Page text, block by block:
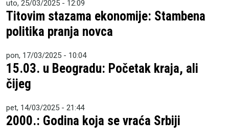
uto, 25/03/2025 - 12:09
Titovim stazama ekonomije: Stambena
politika pranja novca
pon, 17/03/2025 - 10:04
15.03. u Beogradu: Početak kraja, ali
čijeg
pet, 14/03/2025 - 21:44
2000.: Godina koja se vraća Srbiji